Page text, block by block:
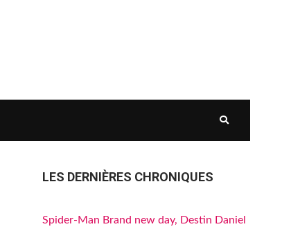
LES DERNIÈRES CHRONIQUES
Spider-Man Brand new day, Destin Daniel